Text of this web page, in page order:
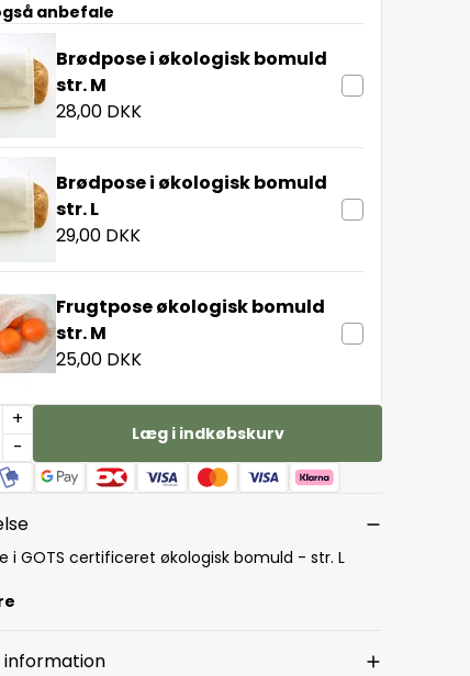
anbefale
Brødpose i økologisk bomuld
str. M
28,00 DKK
Brødpose i økologisk bomuld
str. L
29,00 DKK
Frugtpose økologisk bomuld
str. M
25,00 DKK
+
-
Læg i indkøbskurv
i GOTS certificeret økologisk bomuld - str. L
information